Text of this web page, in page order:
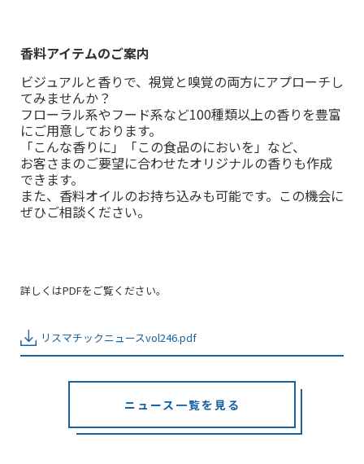
香料アイテムのご案内
ビジュアルと香りで、視覚と嗅覚の両方にアプローチし
てみませんか？
フローラル系やフード系など100種類以上の香りを豊富
にご用意しております。
「こんな香りに」「この食品のにおいを」など、
お客さまのご要望に合わせたオリジナルの香りも作成
できます。
また、香料オイルのお持ち込みも可能です。この機会に
ぜひご相談ください。
詳しくはPDFをご覧ください。
リスマチックニュースvol246.pdf
ニュース一覧を見る